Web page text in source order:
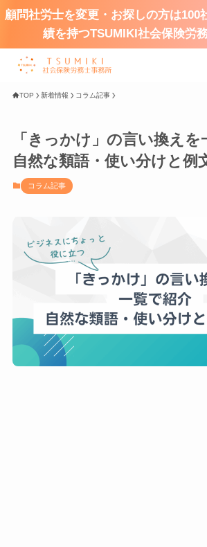
顧問社労士を変更・お探しの方は100
績を持つTSUMIKI社会保険労
TOP 新着情報 コラム記事
「きっかけ」の言い換えを
自然な類語・使い分けと例
コラム記事